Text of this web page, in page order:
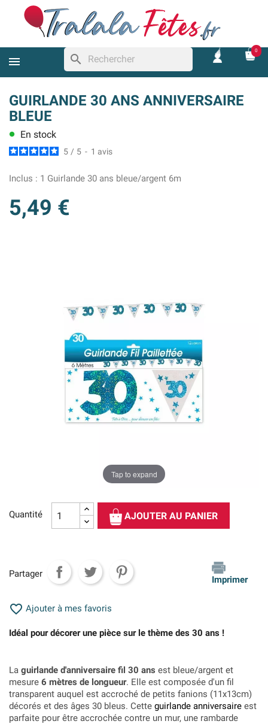
search
0
GUIRLANDE 30 ANS ANNIVERSAIRE
BLEUE
lens En stock
5 / 5 - 1 avis
Inclus : 1 Guirlande 30 ans bleue/argent 6m
5,49 €
Tap to expand
Quantité AJOUTER AU PANIER
Partager
Imprimer
 Ajouter à mes favoris
Idéal pour décorer une pièce sur le thème des 30 ans !
La guirlande d'anniversaire fil 30 ans est bleue/argent et
mesure 6 mètres de longueur. Elle est composée d'un fil
transparent auquel est accroché de petits fanions (11x13cm)
décorés et des âges 30 bleus. Cette guirlande anniversaire est
parfaite pour être accrochée contre un mur, une rambarde